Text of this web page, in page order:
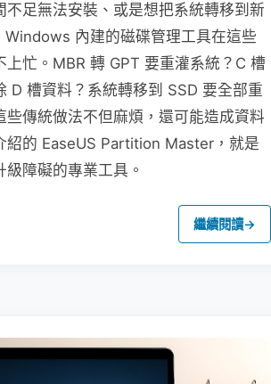
不足無法安裝、或是想把系統轉移到新
Windows 內建的磁碟管理工具在這些
上忙。MBR 轉 GPT 要重灌系統？C 槽
D 槽資料？系統轉移到 SSD 要全部重
些傳統做法不但麻煩，還可能造成資料
紹的 EaseUS Partition Master，就是
障礙的專業工具。
繼續閱讀→